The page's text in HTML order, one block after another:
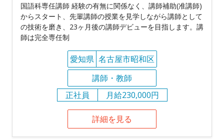
国語科専任講師 経験の有無に関係なく、講師補助(准講師)
からスタート、先輩講師の授業を見学しながら講師として
の技術を磨き、23ヶ月後の講師デビューを目指します。講
師は完全専任制
愛知県 名古屋市昭和区
講師・教師
正社員
月給230,000円
詳細を見る